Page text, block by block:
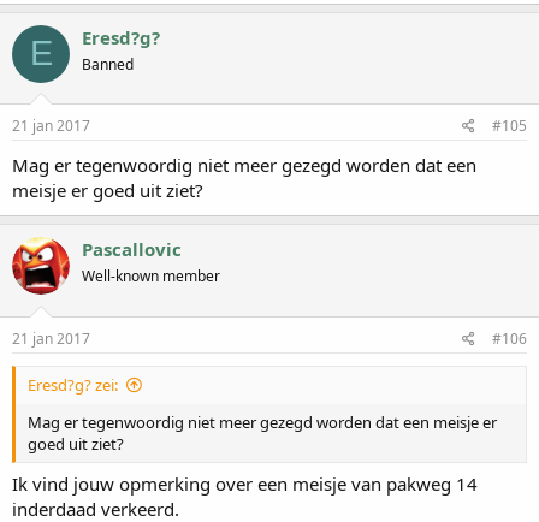
E Eresd?g?
Banned
21 jan 2017 #105
Mag er tegenwoordig niet meer gezegd worden dat een
meisje er goed uit ziet?
Pascallovic
Well-known member
21 jan 2017 #106
Eresd?g? zei:
Mag er tegenwoordig niet meer gezegd worden dat een meisje er
goed uit ziet?
Ik vind jouw opmerking over een meisje van pakweg 14
inderdaad verkeerd.